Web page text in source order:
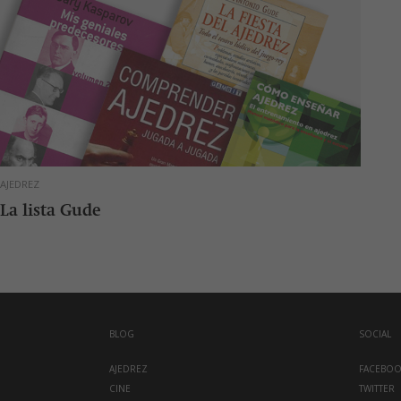
AJEDREZ
La lista Gude
BLOG
AJEDREZ
CINE
SOCIAL
TWITTER